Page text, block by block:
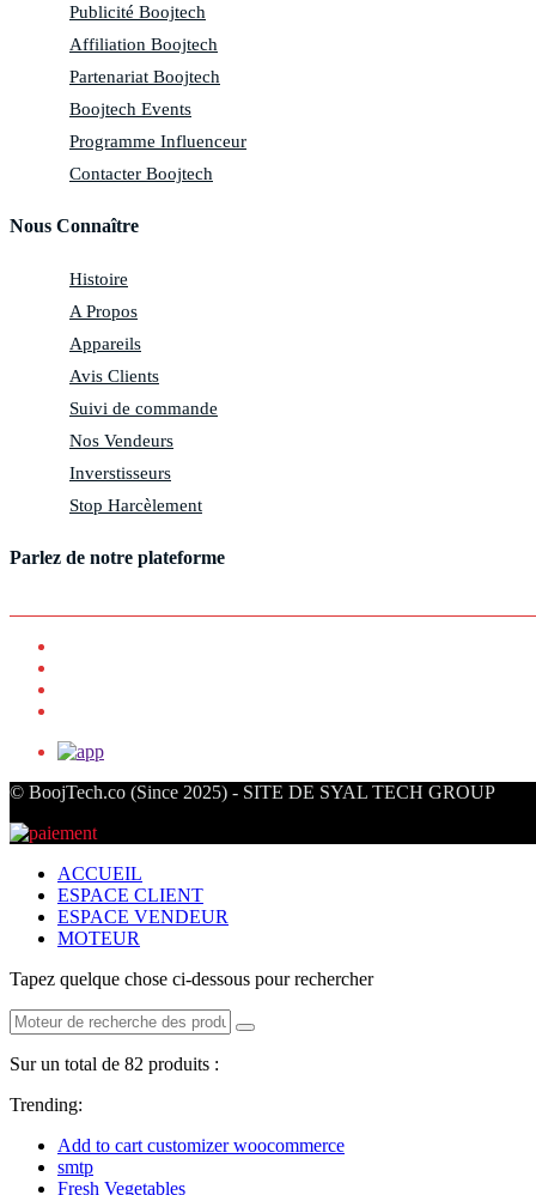
Publicité Boojtech
Affiliation Boojtech
Partenariat Boojtech
Boojtech Events
Programme Influenceur
Contacter Boojtech
Nous Connaître
Histoire
A Propos
Appareils
Avis Clients
Suivi de commande
Nos Vendeurs
Inverstisseurs
Stop Harcèlement
Parlez de notre plateforme
© BoojTech.co (Since 2025) - SITE DE SYAL TECH GROUP
ACCUEIL
ESPACE CLIENT
ESPACE VENDEUR
MOTEUR
Tapez quelque chose ci-dessous pour rechercher
Sur un total de 82 produits :
Trending:
Add to cart customizer woocommerce
smtp
Fresh Vegetables